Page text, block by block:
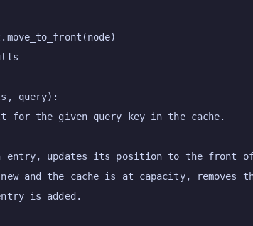
query):
for the given query key in the cache.
updates its position to the front
and the cache is at capacity, removes
is added.